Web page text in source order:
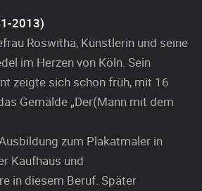
2013)
Roswitha, Künstlerin und seine
im Herzen von Köln. Sein
zeigte sich schon früh, mit 16
Gemälde „Der(Mann mit dem
zum Plakatmaler in
Kaufhaus und
in diesem Beruf. Später